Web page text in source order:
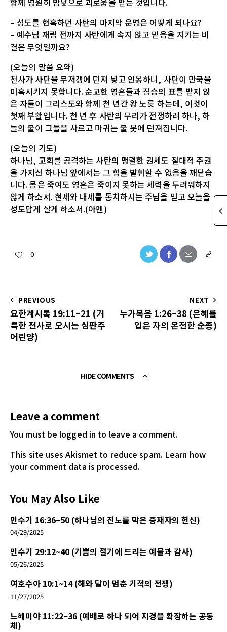
– 성도를 현혹하던 사탄의 마지막 운명은 어떻게 되나요?
– 예수님 재림 전까지 사탄에게 속지 않고 믿음을 지키는 비
결은 무엇일까요?
(오늘의 말씀 요약)
천사가 사탄을 무저갱에 던져 넣고 인봉하니, 사탄이 만국을
미혹시키지 못합니다. 순교한 영혼들과 짐승의 표를 받지 않
은 자들이 그리스도와 함께 천 년간 왕 노릇 하는데, 이것이
첫째 부활입니다. 천 년 후 사탄의 무리가 전쟁하려 하나, 하
늘의 불이 그들을 사르고 마귀는 불 못에 던져집니다.
(오늘의 기도)
하나님, 교회를 공격하는 사탄의 맹렬한 권세도 절대적 주권
을 가지신 하나님 앞에서는 그 힘을 발휘할 수 없음을 깨닫습
니다. 몸은 죽여도 영혼은 죽이지 못하는 세력을 두려워하지
않게 하소서. 현세와 내세를 통치하시는 주님을 믿고 오늘을
성도답게 살게 하소서.(아멘)
0
PREVIOUS
요한계시록 19:11~21 (거
룩한 전사로 오시는 심판주
어린양)
NEXT
누가복음 1:26~38 (은혜를
입은 자의 온전한 순종)
HIDE COMMENTS
Leave a comment
You must be logged in to leave a comment.
This site uses Akismet to reduce spam. Learn how
your comment data is processed.
You May Also Like
민수기 16:36~50 (하나님의 진노를 막은 중재자의 헌신)
04/29/2025
민수기 29:12~40 (기쁨의 절기에 드리는 예물과 감사)
05/26/2025
여호수아 10:1~14 (해와 달이 멈춘 기적의 전쟁)
11/27/2025
느헤미야 11:22~36 (예배로 하나 되어 지경을 확장하는 공동
체)